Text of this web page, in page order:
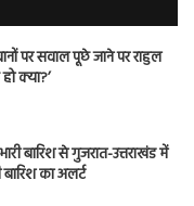
पर सवाल पूछे जाने पर राहुल
क्या?’
बारिश से गुजरात-उत्तराखंड में
का अलर्ट